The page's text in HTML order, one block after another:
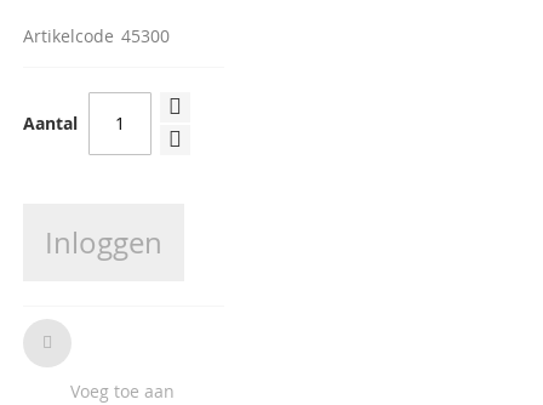
Artikelcode 45300
Aantal
Inloggen
Voeg toe aan